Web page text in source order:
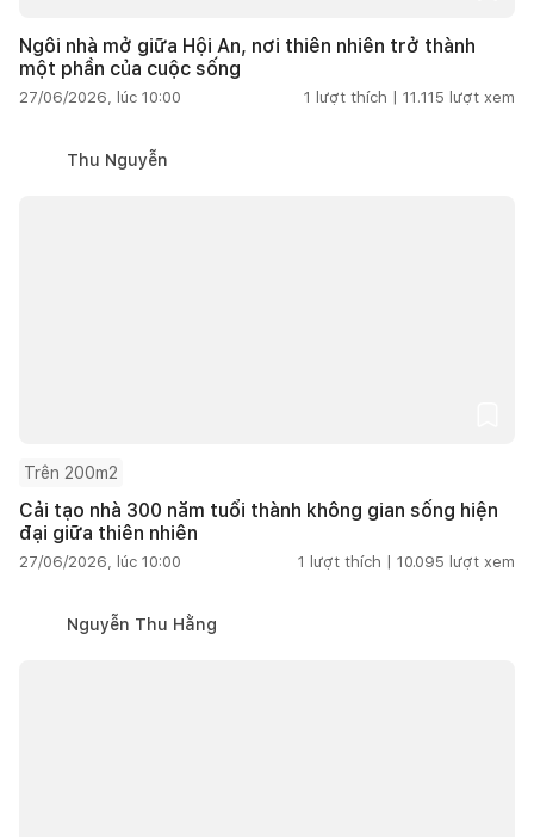
Ngôi nhà mở giữa Hội An, nơi thiên nhiên trở thành
một phần của cuộc sống
27/06/2026, lúc 10:00 1 lượt thích | 11.115 lượt xem
Thu Nguyễn
Trên 200m2
Cải tạo nhà 300 năm tuổi thành không gian sống hiện
đại giữa thiên nhiên
27/06/2026, lúc 10:00 1 lượt thích | 10.095 lượt xem
Nguyễn Thu Hằng